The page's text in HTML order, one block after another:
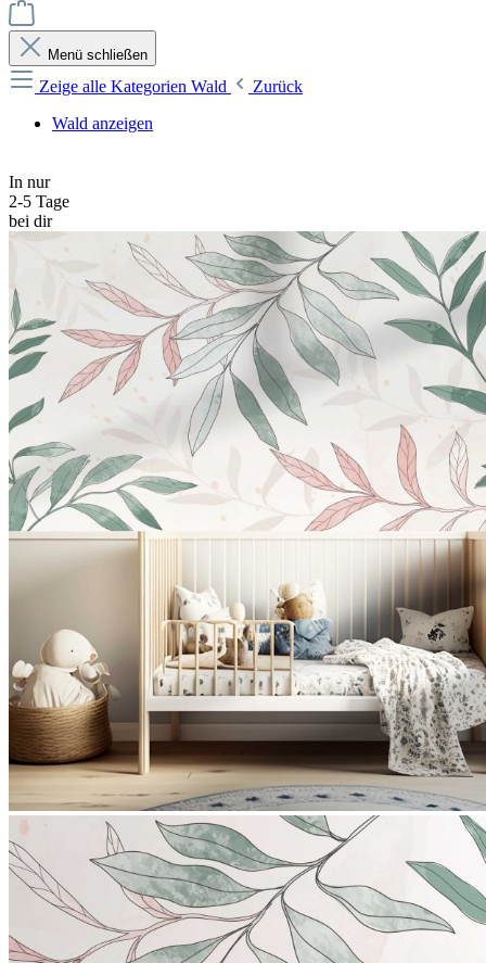
Menü schließen
Zeige alle Kategorien Wald
Zurück
Wald anzeigen
In nur
2-5 Tage
bei dir